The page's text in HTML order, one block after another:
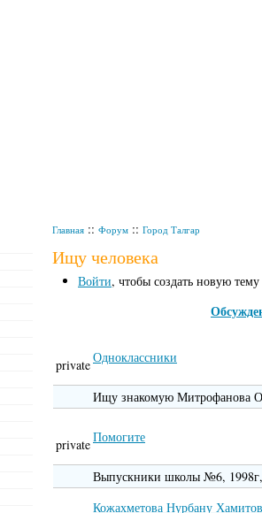
Главная :: Форум :: Город Талгар
Ищу человека
Войти, чтобы создать новую
privateОдноклассники
Ищу знакомую Митрофанова
privateПомогите
Выпускники школы №6, 1998г,
Кожахметова Нурбану